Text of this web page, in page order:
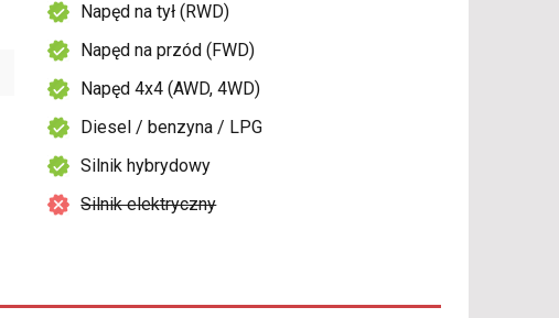
Napęd na tył (RWD)
Napęd na przód (FWD)
Napęd 4x4 (AWD, 4WD)
Diesel / benzyna / LPG
Silnik hybrydowy
Silnik elektryczny